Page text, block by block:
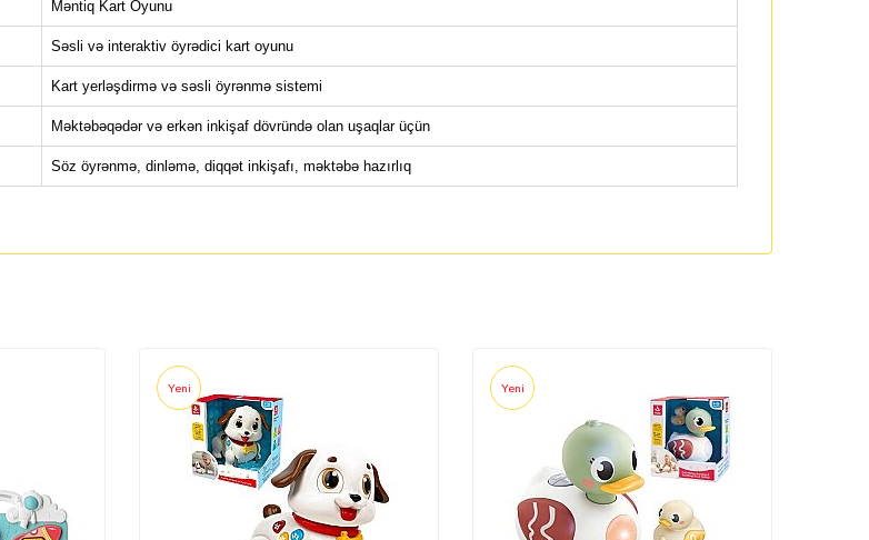
Məntiq Kart Oyunu
Səsli və interaktiv öyrədici kart oyunu
Kart yerləşdirmə və səsli öyrənmə sistemi
Məktəbəqədər və erkən inkişaf dövründə olan uşaqlar üçün
Söz öyrənmə, dinləmə, diqqət inkişafı, məktəbə hazırlıq
Yeni Yeni